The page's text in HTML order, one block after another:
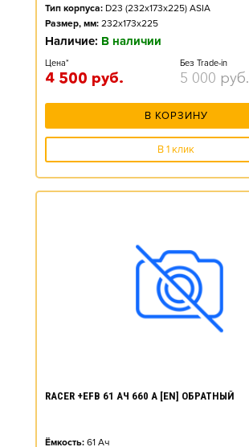
Тип корпуса: D23 (232x173x225) ASIA
Размер, мм: 232x173x225
Наличие: В наличии
Цена*
4 500 руб.
Без Trade-in
5 000 руб.
В КОРЗИНУ
В 1 клик
RACER +EFB 61 АЧ 660 А [EN] ОБРАТНЫЙ
Ёмкость: 61 Ач